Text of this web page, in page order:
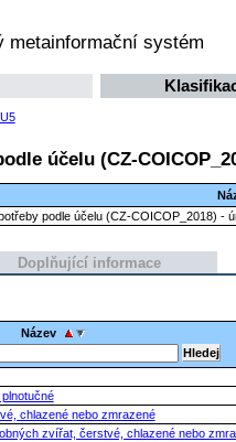
metainformační systém
účelu (CZ-
podle účelu (CZ-COICOP_2018) -
Doplňující informace
Název
chlazené nebo zmrazené
zvířat, čerstvé, chlazené nebo